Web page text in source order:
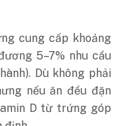
cung cấp khoảng
5–7% nhu cầu
Dù không phải
nếu ăn đều đặn
D từ trứng góp